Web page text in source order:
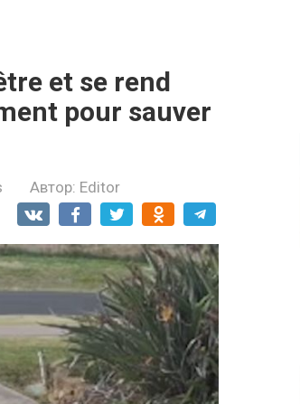
et se rend
pour sauver
Автор: Editor